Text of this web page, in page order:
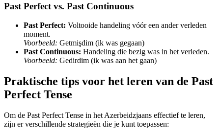
Past Perfect vs. Past Continuous
Past Perfect: Voltooide handeling vóór een ander verleden
moment.
Voorbeeld: Getmişdim (ik was gegaan)
Past Continuous: Handeling die bezig was in het verleden.
Voorbeeld: Gedirdim (ik was aan het gaan)
Praktische tips voor het leren van de Past
Perfect Tense
Om de Past Perfect Tense in het Azerbeidzjaans effectief te leren,
zijn er verschillende strategieën die je kunt toepassen: